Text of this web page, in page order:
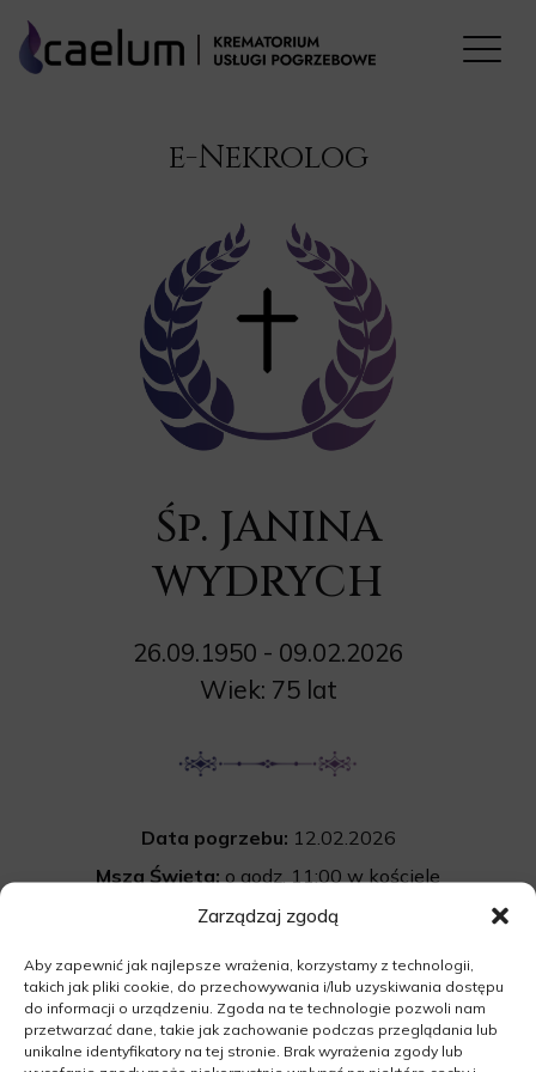
Zarządzaj zgodą
Aby zapewnić jak najlepsze wrażenia, korzystamy z technologii,
takich jak pliki cookie, do przechowywania i/lub uzyskiwania dostępu
do informacji o urządzeniu. Zgoda na te technologie pozwoli nam
przetwarzać dane, takie jak zachowanie podczas przeglądania lub
unikalne identyfikatory na tej stronie. Brak wyrażenia zgody lub
e-Nekrolog
Śp. JANINA
WYDRYCH
26.09.1950 - 09.02.2026
Wiek: 75 lat
Data pogrzebu: 12.02.2026
Msza Święta: o godz. 11:00 w kościele
pw. św. Jana Chrzciciela w Międzyrzeczu
Cmentarz:Uroczystość pogrzebowa
na cmentarzu komunalnym w Międzyrzeczu.
66-300 Międzyrzecz